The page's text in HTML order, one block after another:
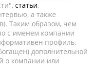
статьи,
а также
Таким образом, чем
с именем компании
профиль.
дополнительной
о компании или